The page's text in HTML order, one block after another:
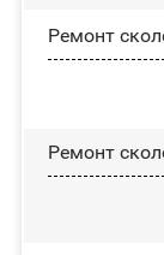
Ремонт
Ремонт